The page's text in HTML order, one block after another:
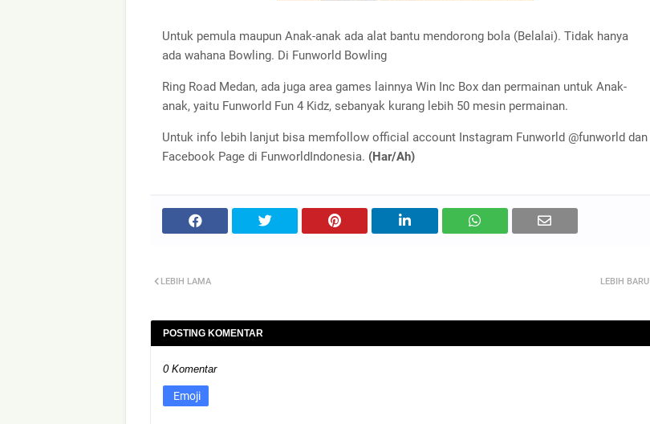
Untuk pemula maupun Anak-anak ada alat bantu mendorong bola (Belalai). Tidak hanya
ada wahana Bowling. Di Funworld Bowling
Ring Road Medan, ada juga area games lainnya Win Inc Box dan permainan untuk Anak-
anak, yaitu Funworld Fun 4 Kidz, sebanyak kurang lebih 50 mesin permainan.
Untuk info lebih lanjut bisa memfollow official account Instagram Funworld @funworld dan
Facebook Page di FunworldIndonesia. (Har/Ah)
LEBIH BARU
LEBIH LAMA
POSTING KOMENTAR
0 Komentar
Emoji